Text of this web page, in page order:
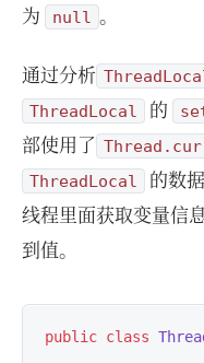
为
null 。
通过分析
ThreadLocal 的
部使用了
ThreadLocal 的数
线程里面获取变量信息
到值。
public class